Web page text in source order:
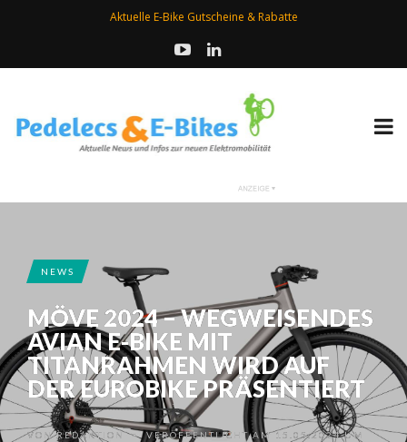
Aktuelle E-Bike Gutscheine & Rabatte
NEWS
MÖVE 2024 – WEGWEISENDES
AVIAN E-BIKE MIT
TITANRAHMEN WIRD AUF
DER EUROBIKE PRÄSENTIERT
VONREDAKTION •VERÖFFENTLICHT AM 15.05.2024 UM